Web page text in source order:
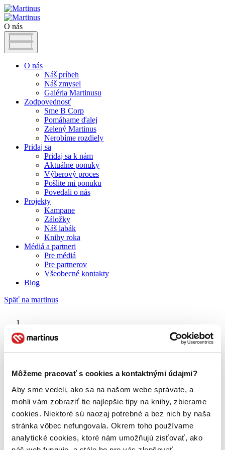
Môžeme pracovať s cookies a kontaktnými údajmi?
Aby sme vedeli, ako sa na našom webe správate, a
mohli vám zobraziť tie najlepšie tipy na knihy, zbierame
cookies. Niektoré sú naozaj potrebné a bez nich by naša
stránka vôbec nefungovala. Okrem toho používame
analytické cookies, ktoré nám umožňujú zisťovať, ako
O nás
O nás
Náš príbeh
Náš zmysel
Galéria Martinusu
Zodpovednosť
Sme B Corp
Pomáhame ďalej
Zelený Martinus
Nerobíme rozdiely
Pridaj sa
Pridaj sa k nám
Aktuálne ponuky
Výberový proces
Pošlite mi ponuku
Povedali o nás
Projekty
Kampane
Záložky
Náš labák
Knihy roka
Médiá a partneri
Pre médiá
Pre partnerov
Všeobecné kontakty
Blog
Späť na martinus
Amazing Spider-Man
O nás
Náš príbeh
Galéria Martinusu
Zodpovednosť
Sme B Corp